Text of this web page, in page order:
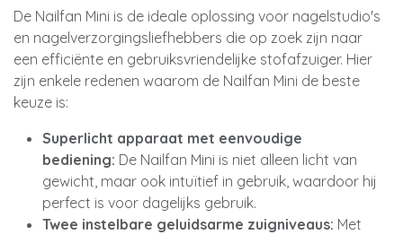
De Nailfan Mini is de ideale oplossing voor nagelstudio's
en nagelverzorgingsliefhebbers die op zoek zijn naar
een efficiënte en gebruiksvriendelijke stofafzuiger. Hier
zijn enkele redenen waarom de Nailfan Mini de beste
keuze is:
Superlicht apparaat met eenvoudige
bediening: De Nailfan Mini is niet alleen licht van
gewicht, maar ook intuïtief in gebruik, waardoor hij
perfect is voor dagelijks gebruik.
Twee instelbare geluidsarme zuigniveaus: Met